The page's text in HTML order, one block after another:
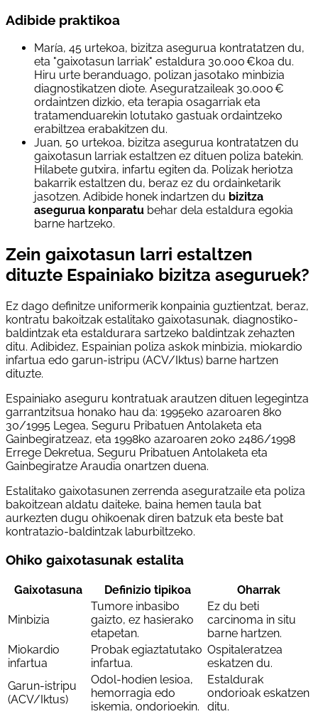
Adibide praktikoa
María, 45 urtekoa, bizitza asegurua kontratatzen du,
eta "gaixotasun larriak" estaldura 30.000 €koa du.
Hiru urte beranduago, polizan jasotako minbizia
diagnostikatzen diote. Aseguratzaileak 30.000 €
ordaintzen dizkio, eta terapia osagarriak eta
tratamenduarekin lotutako gastuak ordaintzeko
erabiltzea erabakitzen du.
Juan, 50 urtekoa, bizitza asegurua kontratatzen du
gaixotasun larriak estaltzen ez dituen poliza batekin.
Hilabete gutxira, infartu egiten da. Polizak heriotza
bakarrik estaltzen du, beraz ez du ordainketarik
jasotzen. Adibide honek indartzen du bizitza
asegurua konparatu behar dela estaldura egokia
barne hartzeko.
Zein gaixotasun larri estaltzen
dituzte Espainiako bizitza aseguruek?
Ez dago definitze uniformerik konpainia guztientzat, beraz,
kontratu bakoitzak estalitako gaixotasunak, diagnostiko-
baldintzak eta estaldurara sartzeko baldintzak zehazten
ditu. Adibidez, Espainian poliza askok minbizia, miokardio
infartua edo garun-istripu (ACV/Iktus) barne hartzen
dituzte.
Espainiako aseguru kontratuak arautzen dituen legegintza
garrantzitsua honako hau da: 1995eko azaroaren 8ko
30/1995 Legea, Seguru Pribatuen Antolaketa eta
Gainbegiratzeaz, eta 1998ko azaroaren 20ko 2486/1998
Errege Dekretua, Seguru Pribatuen Antolaketa eta
Gainbegiratze Araudia onartzen duena.
Estalitako gaixotasunen zerrenda aseguratzaile eta poliza
bakoitzean aldatu daiteke, baina hemen taula bat
aurkezten dugu ohikoenak diren batzuk eta beste bat
kontratazio-baldintzak laburbiltzeko.
Ohiko gaixotasunak estalita
Gaixotasuna Definizio tipikoa Oharrak
Minbizia
Tumore inbasibo
gaizto, ez hasierako
etapetan.
Ez du beti
carcinoma in situ
barne hartzen.
Miokardio
infartua
Probak egiaztatutako
infartua.
Ospitaleratzea
eskatzen du.
Garun-istripu
(ACV/Iktus)
Odol-hodien lesioa,
hemorragia edo
iskemia, ondorioekin.
Estaldurak
ondorioak eskatzen
ditu.